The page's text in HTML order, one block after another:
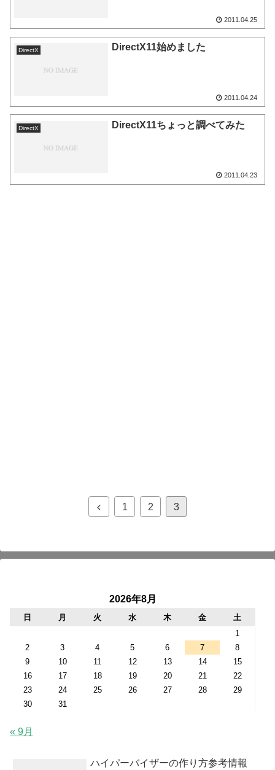
2011.04.25
DirectX DirectX11始めました
2011.04.24
DirectX DirectX11ちょっと調べてみた
2011.04.23
前
1 2 3
2026年8月
日 月 火 水 木 金
土
1
2
3 4 5 6 7
8
9
10 11 12 13 14
15
16
17 18 19 20 21
22
23
24 25 26 27 28
29
30
31
« 9月
ハイパーバイザーの作り方参考情報